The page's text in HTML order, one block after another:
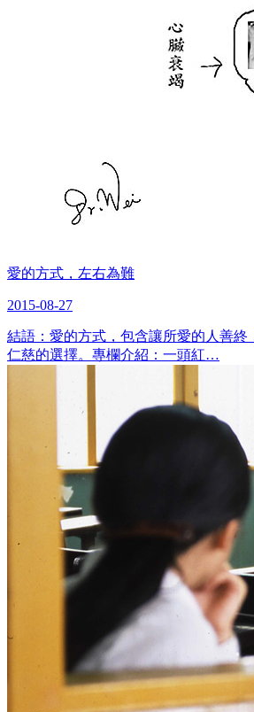
愛的方式，左右為難
2015-08-27
結語：愛的方式，包含讓所愛的人善終
仁慈的選擇。專欄介紹：一頭紅…